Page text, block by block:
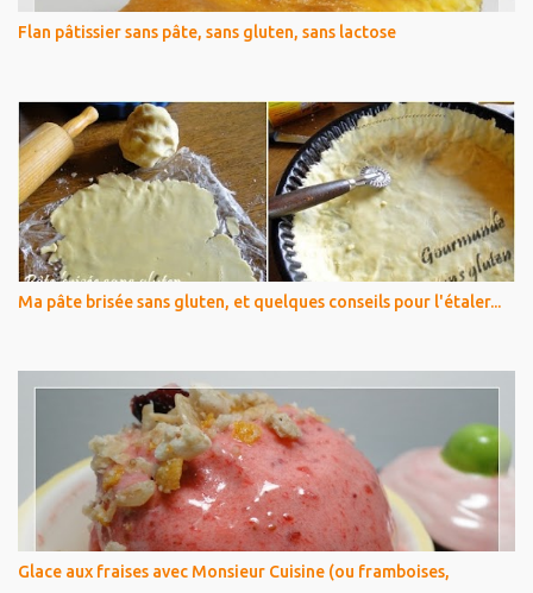
Flan pâtissier sans pâte, sans gluten, sans lactose
Ma pâte brisée sans gluten, et quelques conseils pour l'étaler...
Glace aux fraises avec Monsieur Cuisine (ou framboises,